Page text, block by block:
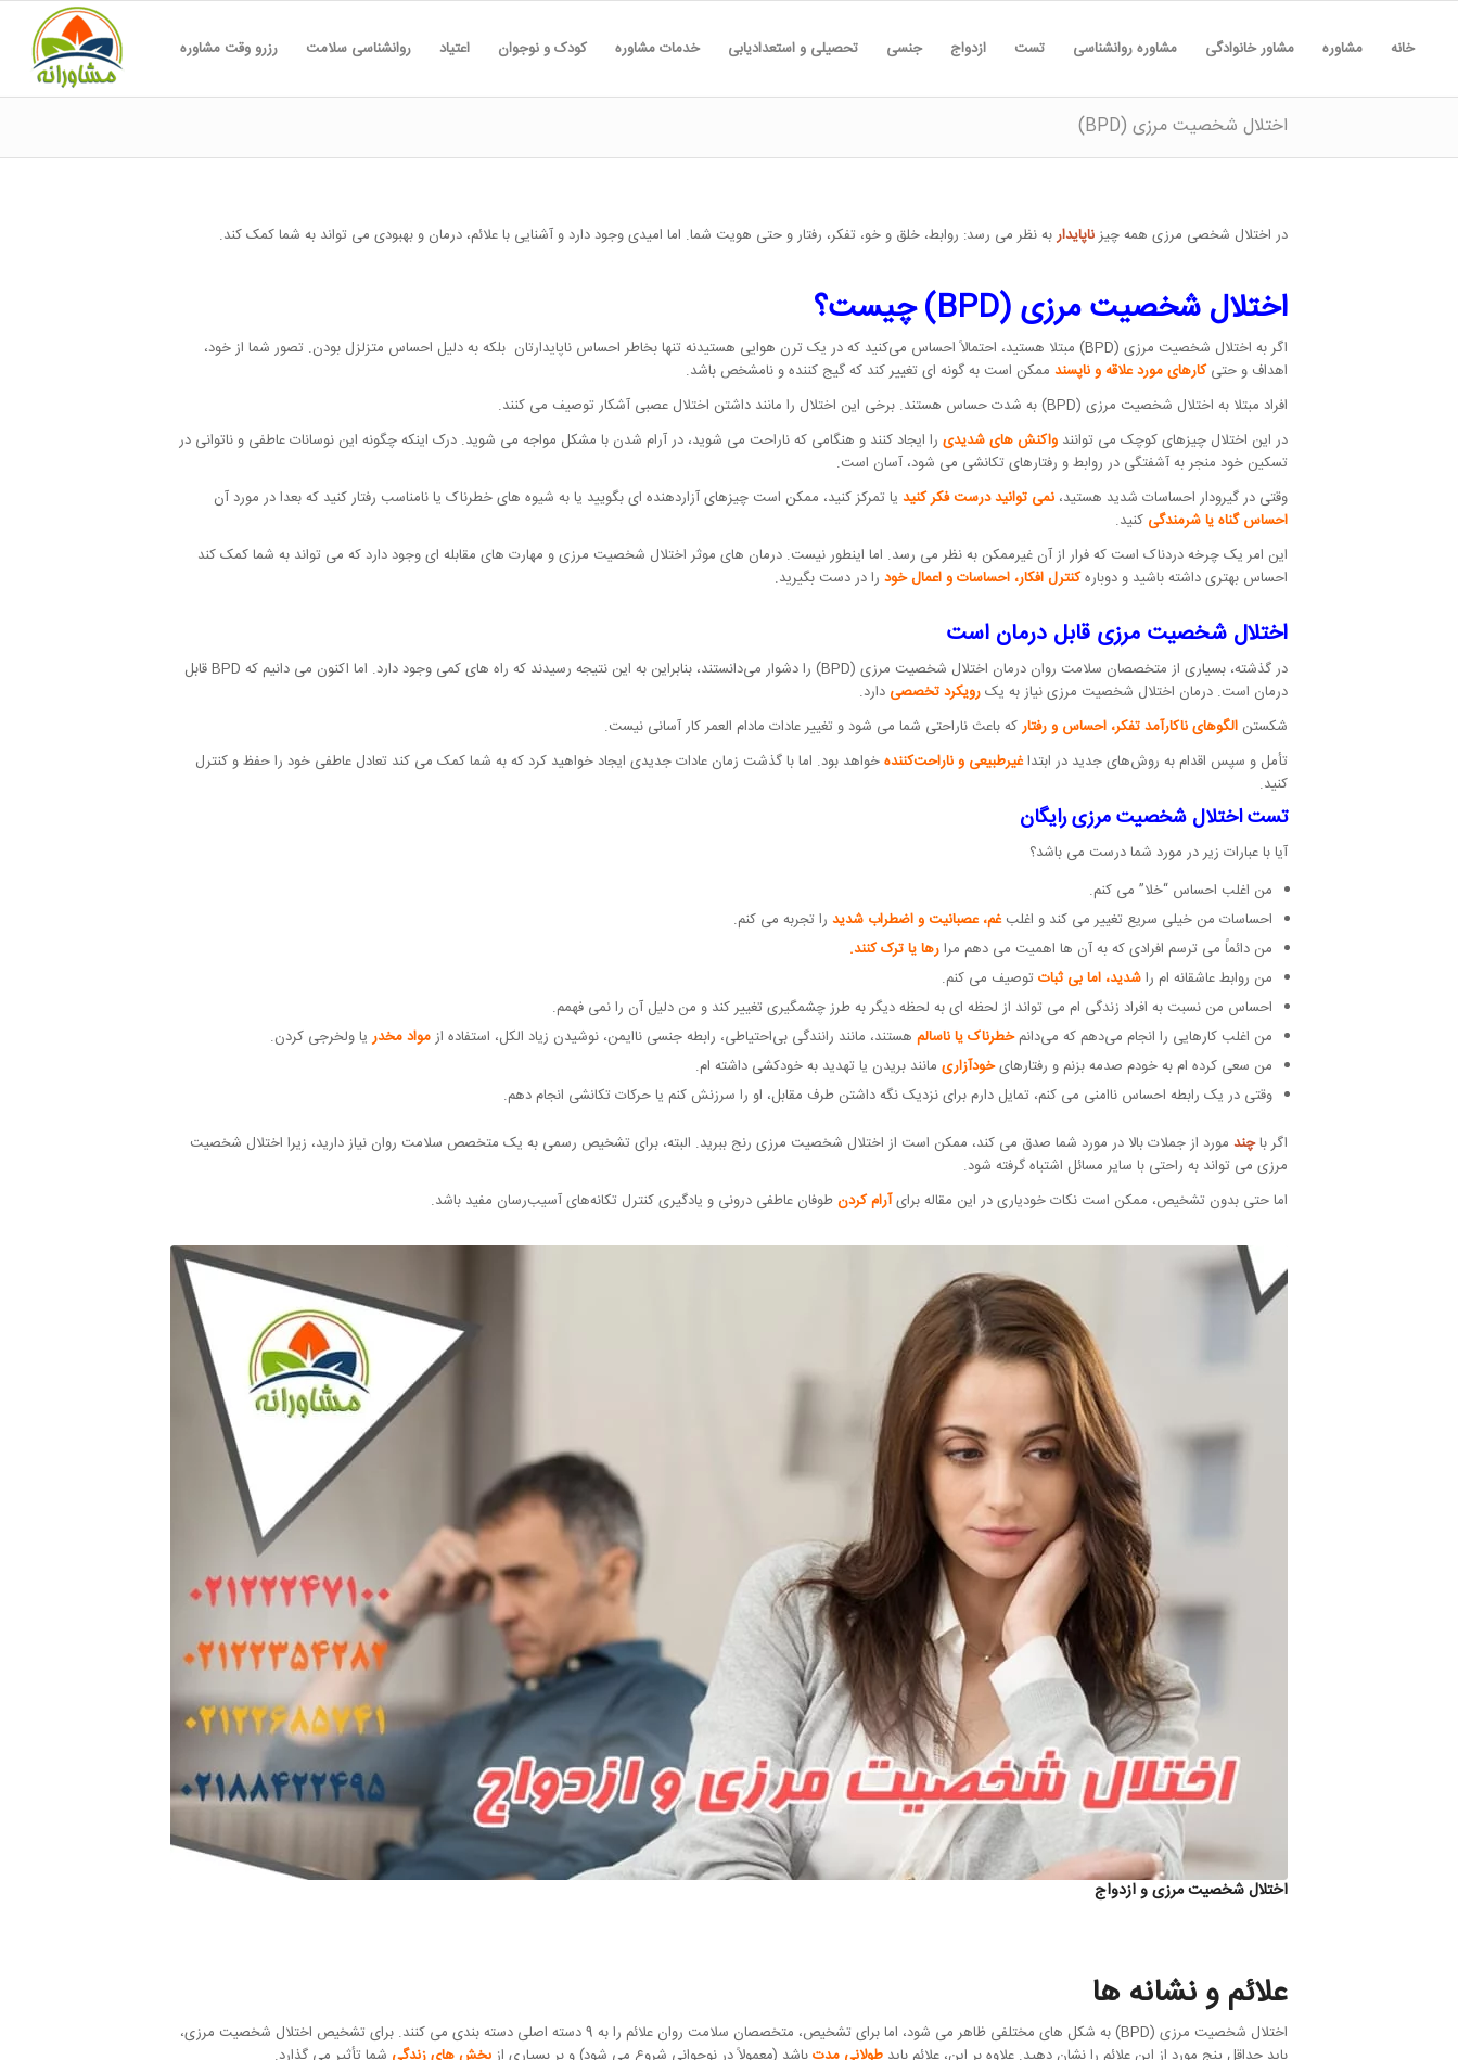
خانه مشاوره مشاور خانوادگی مشاوره روانشناسی تست ازدواج جنسی تحصیلی و استعدادیابی خدمات مشاوره کودک و نوجوان اعتیاد روانشناسی سلامت رزرو وقت مشاوره
اختلال شخصیت مرزی (BPD)
در اختلال شخصی مرزی همه چیزناپایداربه نظر می رسد: روابط، خلق و خو، تفکر، رفتار و حتی هویت شما. اما امیدی وجود دارد و آشنایی با علائم، درمان و بهبودی می تواند به شما کمک کند.
اختلال شخصیت مرزی (BPD) چیست؟
اگر به اختلال شخصیت مرزی (BPD) مبتلا هستید، احتمالاً احساس می‌کنید که در یک ترن هوایی هستیدنه تنها بخاطر احساس ناپایدارتان بلکه به دلیل احساس متزلزل بودن. تصور شما از خود،
اهداف و حتیکارهای مورد علاقه و ناپسند ممکن است به گونه ای تغییر کند که گیج کننده و نامشخص باشد.
افراد مبتلا به اختلال شخصیت مرزی (BPD) به شدت حساس هستند. برخی این اختلال را مانند داشتن اختلال عصبی آشکار توصیف می کنند.
در این اختلال چیزهای کوچک می توانند واکنش های شدیدی را ایجاد کنند و هنگامی که ناراحت می شوید، در آرام شدن با مشکل مواجه می شوید. درک اینکه چگونه این نوسانات عاطفی و ناتوانی در
تسکین خود منجر به آشفتگی در روابط و رفتارهای تکانشی می شود، آسان است.
وقتی در گیرودار احساسات شدید هستید، نمی توانید درست فکر کنید یا تمرکز کنید، ممکن است چیزهای آزاردهنده ای بگویید یا به شیوه های خطرناک یا نامناسب رفتار کنید که بعدا در مورد آن
احساس گناه یا شرمندگی کنید.
این امر یک چرخه دردناک است که فرار از آن غیرممکن به نظر می رسد. اما اینطور نیست. درمان های موثر اختلال شخصیت مرزی و مهارت های مقابله ای وجود دارد که می تواند به شما کمک کند
احساس بهتری داشته باشید و دوبارهکنترل افکار، احساسات و اعمال خود را در دست بگیرید.
اختلال شخصیت مرزی قابل درمان است
در گذشته، بسیاری از متخصصان سلامت روان درمان اختلال شخصیت مرزی (BPD) را دشوار می‌دانستند، بنابراین به این نتیجه رسیدند که راه های کمی وجود دارد. اما اکنون می دانیم که BPD قابل
درمان است. درمان اختلال شخصیت مرزی نیاز به یکرویکرد تخصصی دارد.
شکستن الگوهای ناکارآمد تفکر، احساس و رفتارکه باعث ناراحتی شما می شود و تغییر عادات مادام العمر کار آسانی نیست.
تأمل و سپس اقدام به روش‌های جدید در ابتداغیرطبیعی و ناراحت‌کنندهخواهد بود. اما با گذشت زمان عادات جدیدی ایجاد خواهید کرد که به شما کمک می کند تعادل عاطفی خود را حفظ و کنترل
کنید.
تستاختلال شخصیت مرزیرایگان
آیا با عبارات زیر در مورد شما درست می باشد؟
من اغلب احساس “خلا” می کنم.
احساسات من خیلی سریع تغییر می کند و اغلبغم، عصبانیت و اضطراب شدید را تجربه می کنم.
من دائماً می ترسم افرادی که به آن ها اهمیت می دهم مرارها یا ترک کنند.
من روابط عاشقانه ام راشدید، اما بی ثبات توصیف می کنم.
احساس من نسبت به افراد زندگی ام می تواند از لحظه ای به لحظه دیگر به طرز چشمگیری تغییر کند و من دلیل آن را نمی فهمم.
من اغلب کارهایی را انجام می‌دهم که می‌دانمخطرناک یا ناسالم هستند، مانند رانندگی بی‌احتیاطی، رابطه جنسی ناایمن، نوشیدن زیاد الکل، استفاده ازمواد مخدریا ولخرجی کردن.
من سعی کرده ام به خودم صدمه بزنم و رفتارهایخودآزاری مانند بریدن یا تهدید به خودکشی داشته ام.
وقتی در یک رابطه احساس ناامنی می کنم، تمایل دارم برای نزدیک نگه داشتن طرف مقابل، او را سرزنش کنم یا حرکات تکانشی انجام دهم.
اگر باچند مورد از جملات بالا در مورد شما صدق می کند، ممکن است از اختلال شخصیت مرزی رنج ببرید. البته، برای تشخیص رسمی به یک متخصص سلامت روان نیاز دارید، زیرا اختلال شخصیت
مرزی می تواند به راحتی با سایر مسائل اشتباه گرفته شود.
اما حتی بدون تشخیص، ممکن است نکات خودیاری در این مقاله برایآرام کردنطوفان عاطفی درونی و یادگیری کنترل تکانه‌های آسیب‌رسان مفید باشد.
اختلال شخصیت مرزی و ازدواج
علائم و نشانه ها
اختلال شخصیت مرزی (BPD) به شکل های مختلفی ظاهر می شود، اما برای تشخیص، متخصصان سلامت روان علائم را به 9 دسته اصلی دسته بندی می کنند. برای تشخیص اختلال شخصیت مرزی،